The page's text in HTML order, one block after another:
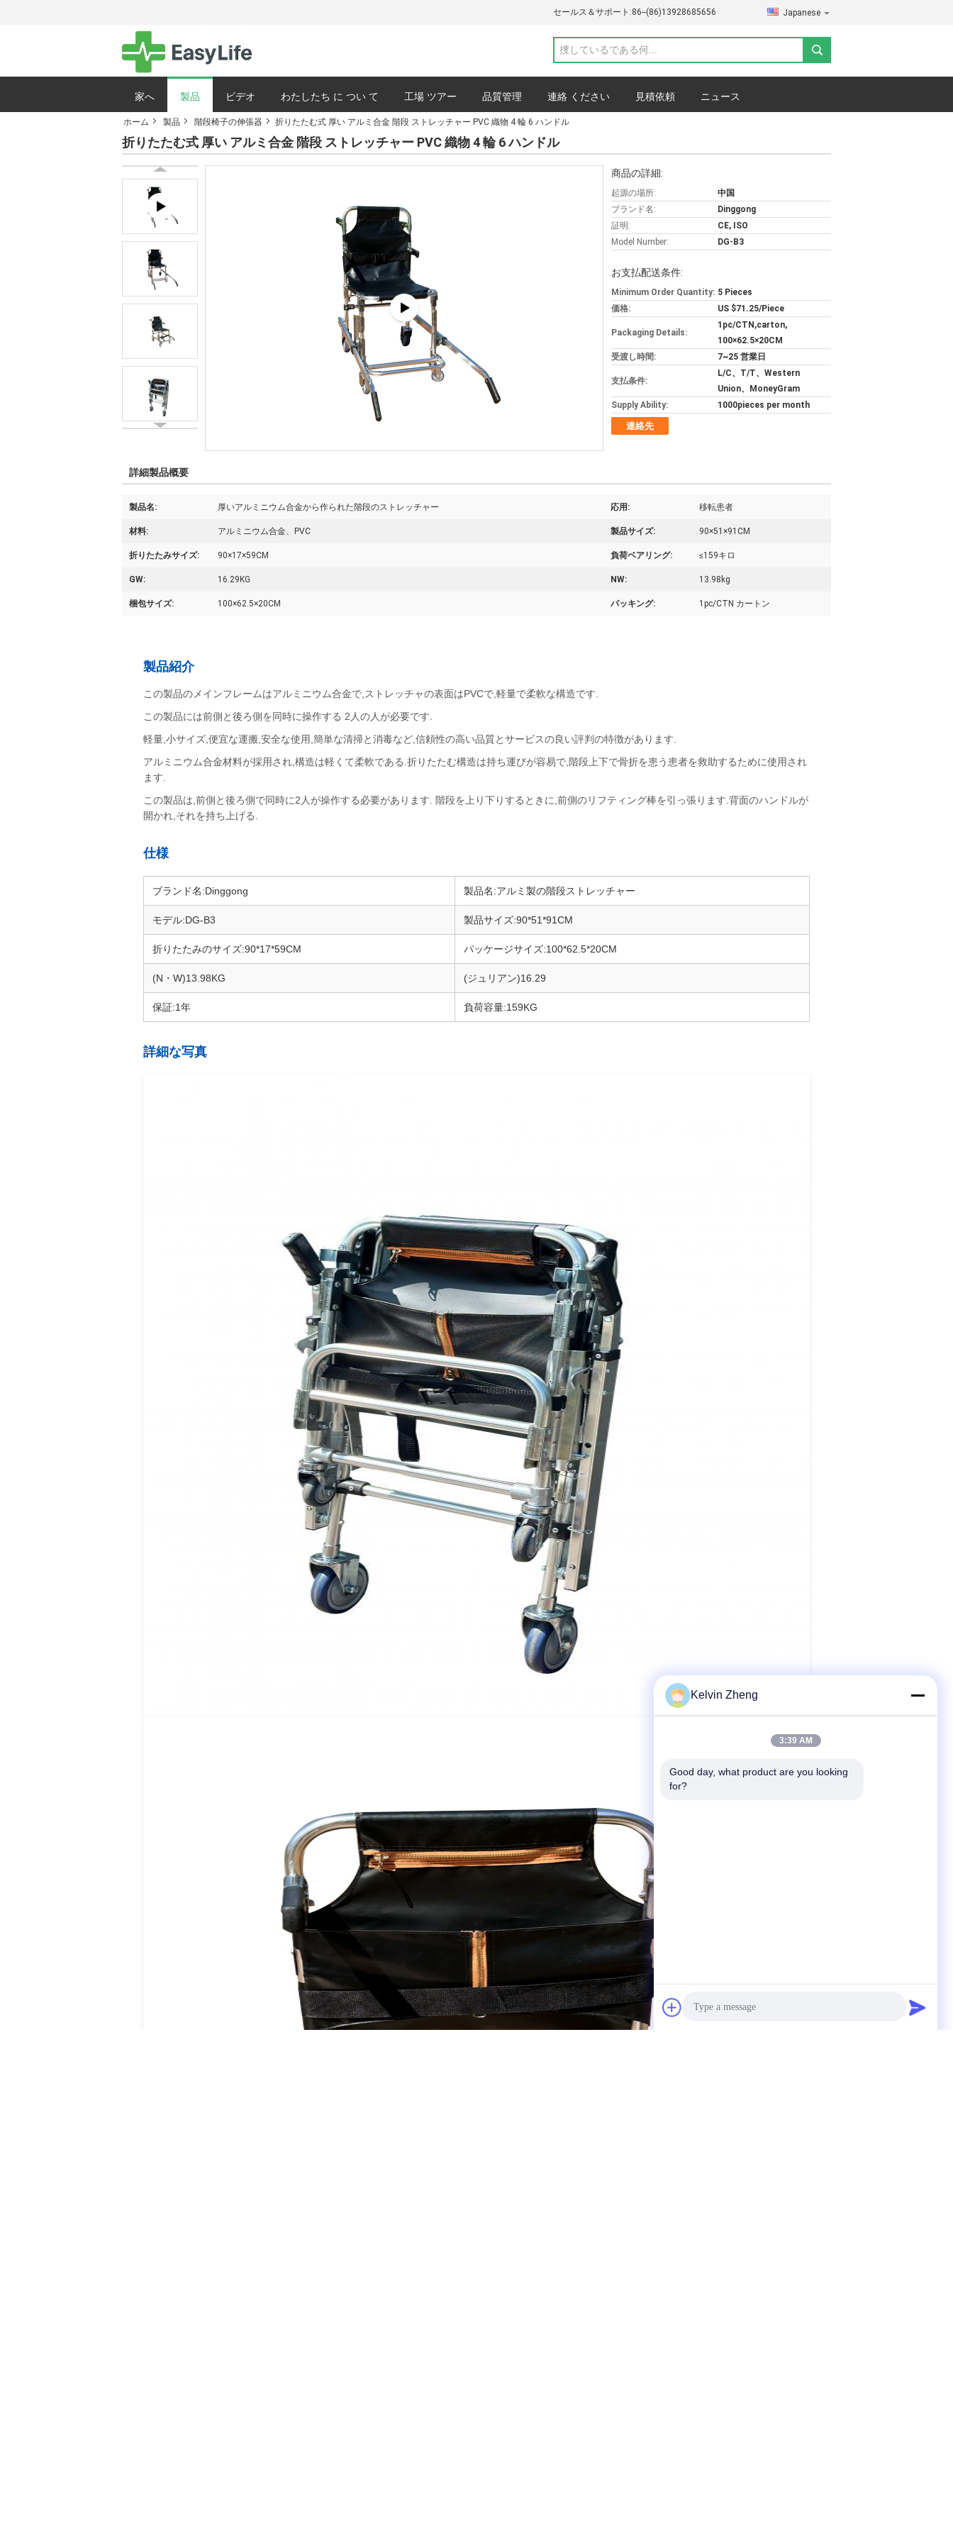
セールス＆サポート:86--(86)13928685656 Japanese
家へ 製品 ビデオ わたしたち に つい て 工場 ツアー 品質管理 連絡 ください 見積依頼 ニュース
サイトマップ プライバシーポリシー 事件
ホーム 製品 階段椅子の伸張器 折りたたむ式 厚い アルミ合金 階段 ストレッチャー PVC 織物 4 輪 6 ハンドル
折りたたむ式 厚い アルミ合金 階段 ストレッチャー PVC 織物 4 輪 6 ハンドル
商品の詳細:
起源の場所:
中国
ブランド名:
Dinggong
証明:
CE, ISO
Model Number:
DG-B3
お支払配送条件:
Minimum Order Quantity: 5 Pieces
価格:
US $71.25/Piece
Packaging Details:
1pc/CTN,carton,
100×62.5×20CM
受渡し時間:
7~25 営業日
支払条件:
L/C、T/T、Western
Union、MoneyGram
Supply Ability:
1000pieces per month
連絡先
詳細製品概要
製品名: 厚いアルミニウム合金から作られた階段のストレッチャー 応用: 移転患者
材料: アルミニウム合金、PVC 製品サイズ: 90×51×91CM
折りたたみサイズ: 90×17×59CM 負荷ベアリング: ≤159キロ
GW: 16.29KG NW: 13.98kg
梱包サイズ: 100×62.5×20CM パッキング: 1pc/CTN カートン
製品紹介
この製品のメインフレームはアルミニウム合金で,ストレッチャの表面はPVCで,軽量で柔軟な構造です.
この製品には前側と後ろ側を同時に操作する 2人の人が必要です.
軽量,小サイズ,便宜な運搬,安全な使用,簡単な清掃と消毒など,信頼性の高い品質とサービスの良い評判の特徴があります.
アルミニウム合金材料が採用され,構造は軽くて柔軟である.折りたたむ構造は持ち運びが容易で,階段上下で骨折を患う患者を救助するために使用され
ます.
この製品は,前側と後ろ側で同時に2人が操作する必要があります. 階段を上り下りするときに,前側のリフティング棒を引っ張ります.背面のハンドルが
開かれ,それを持ち上げる.
仕様
ブランド名:Dinggong 製品名:アルミ製の階段ストレッチャー
モデル:DG-B3 製品サイズ:90*51*91CM
折りたたみのサイズ:90*17*59CM パッケージサイズ:100*62.5*20CM
(N・W)13.98KG (ジュリアン)16.29
保証:1年 負荷容量:159KG
詳細な写真
Kelvin Zheng
3:39 AM
Good day, what product are you looking
for?